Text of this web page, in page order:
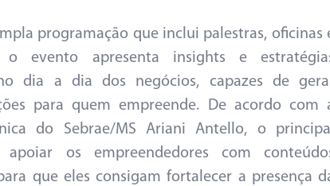
programação que inclui palestras, oficinas
o evento apresenta insights e
dia a dia dos negócios, capazes de
para quem empreende. De acordo com
do Sebrae/MS Ariani Antello, o
os empreendedores com
que eles consigam fortalecer a presença